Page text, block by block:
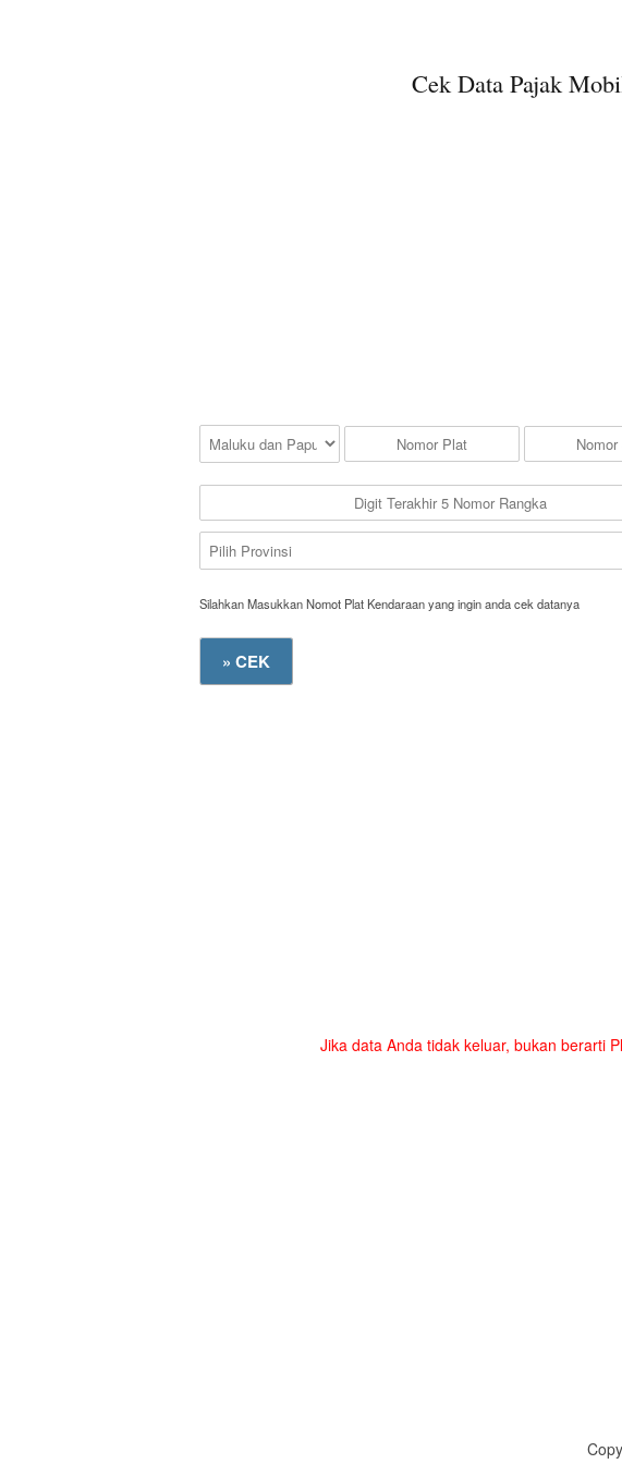
Cek Data Pajak
Silahkan Masukkan Nomot Plat Kendaraan yang ingin anda cek datanya
Jika data Anda tidak keluar, bukan berarti